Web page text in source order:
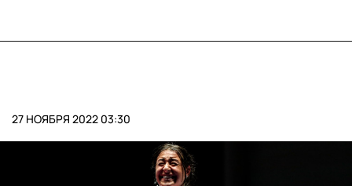
27 НОЯБРЯ 2022 03:30